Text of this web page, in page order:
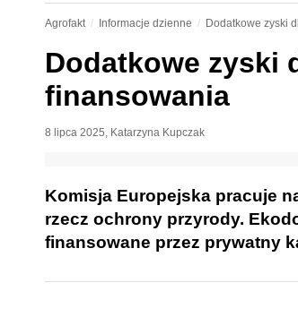
Agrofakt Informacje dzienne Dodatkowe zyski
Dodatkowe zyski
finansowania
8 lipca 2025, Katarzyna Kupczak
Komisja Europejska pracuje
rzecz ochrony przyrody.
finansowane przez prywatny